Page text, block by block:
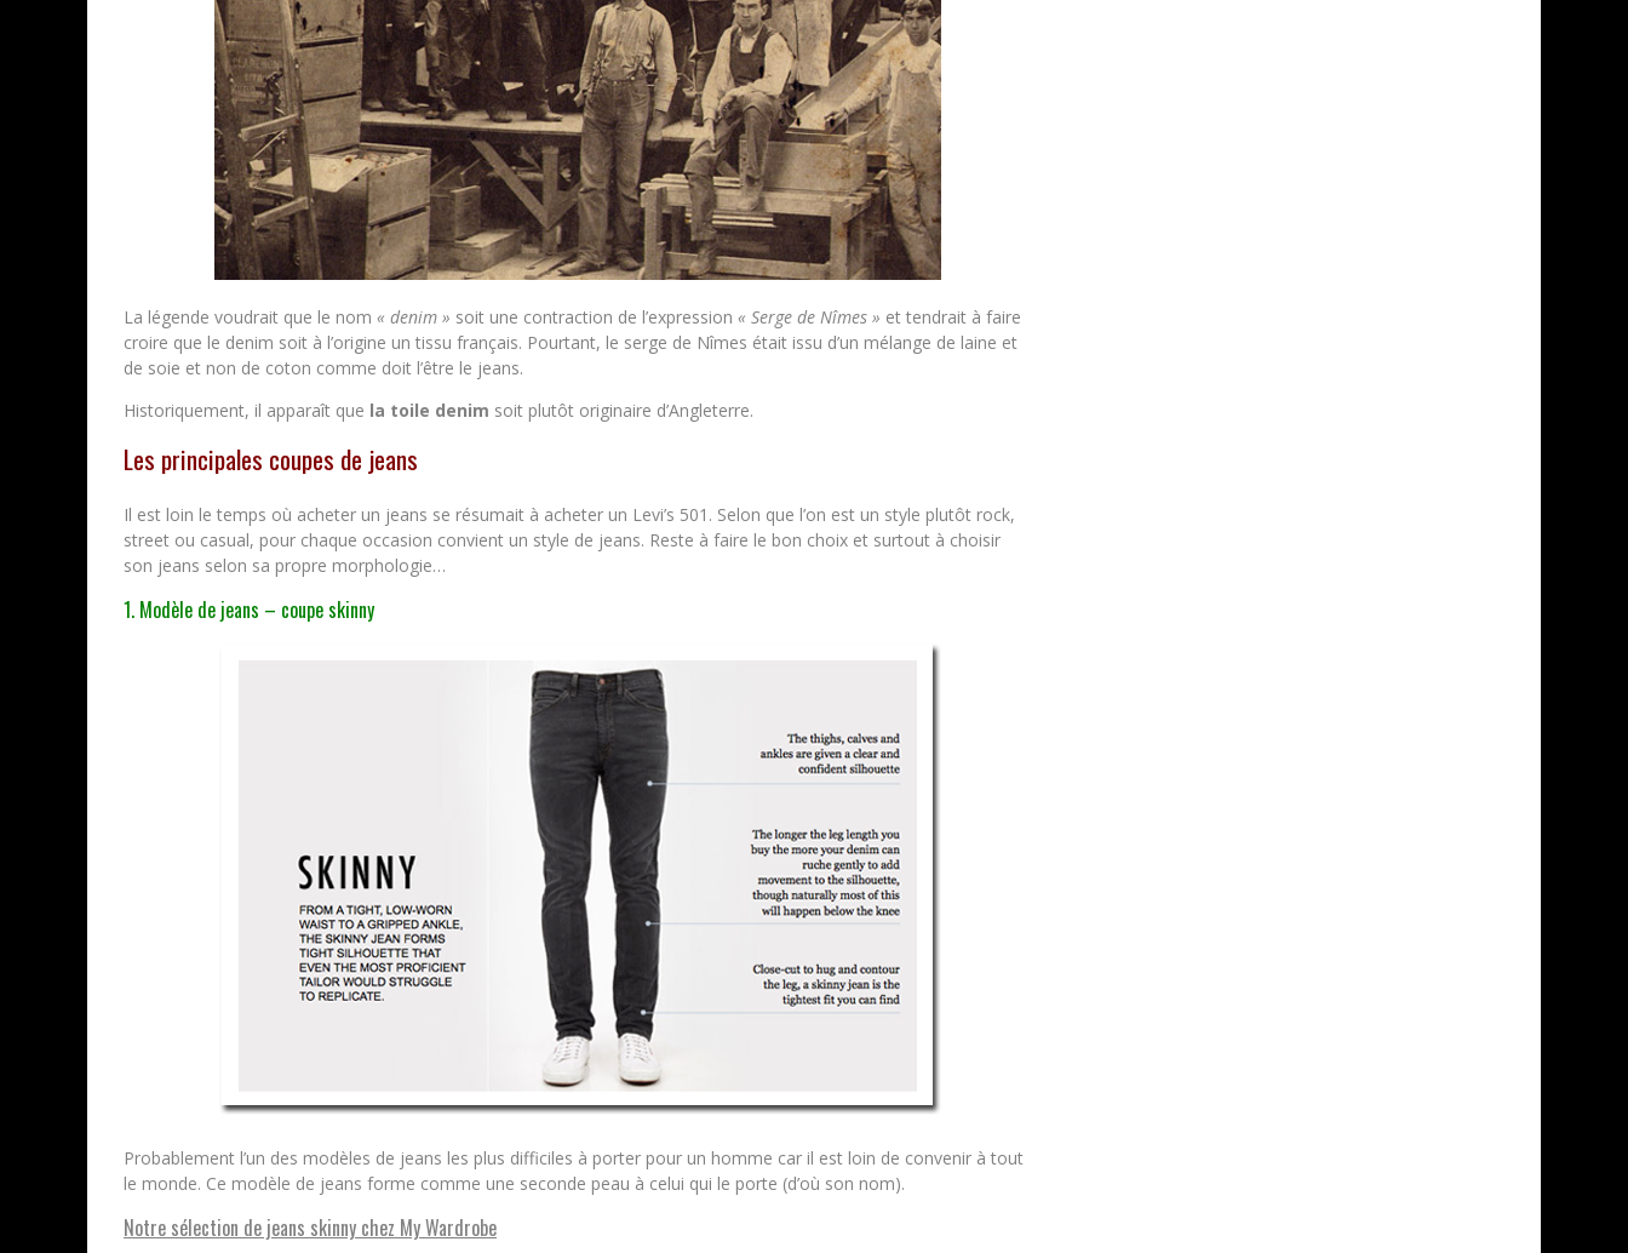
La légende voudrait que le nom « denim » soit une contraction de l’expression « Serge de Nîmes » et tendrait à faire
croire que le denim soit à l’origine un tissu français. Pourtant, le serge de Nîmes était issu d’un mélange de laine et
de soie et non de coton comme doit l’être le jeans.
Historiquement, il apparaît que la toile denim soit plutôt originaire d’Angleterre.
Les principales coupes de jeans
Il est loin le temps où acheter un jeans se résumait à acheter un Levi’s 501. Selon que l’on est un style plutôt rock,
street ou casual, pour chaque occasion convient un style de jeans. Reste à faire le bon choix et surtout à choisir
son jeans selon sa propre morphologie…
1. Modèle de jeans – coupe skinny
Probablement l’un des modèles de jeans les plus difficiles à porter pour un homme car il est loin de convenir à tout
le monde. Ce modèle de jeans forme comme une seconde peau à celui qui le porte (d’où son nom).
Notre sélection de jeans skinny chez My Wardrobe